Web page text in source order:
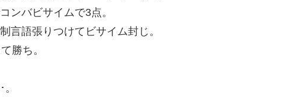
ンバビサイムで3点。
言語張りつけてビサイム封じ。
勝ち。